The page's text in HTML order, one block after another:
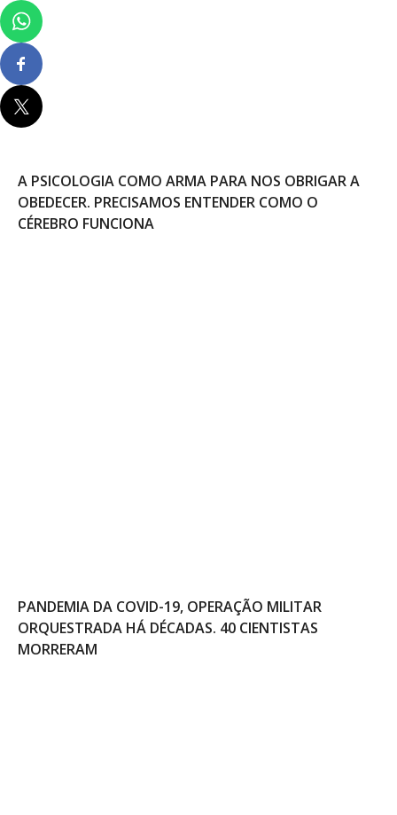
A PSICOLOGIA COMO ARMA PARA NOS OBRIGAR A
OBEDECER. PRECISAMOS ENTENDER COMO O
CÉREBRO FUNCIONA
PANDEMIA DA COVID-19, OPERAÇÃO MILITAR
ORQUESTRADA HÁ DÉCADAS. 40 CIENTISTAS
MORRERAM